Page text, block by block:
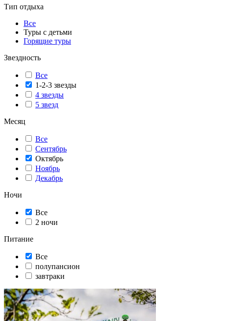
Тип отдыха
Все
Туры с детьми
Горящие туры
Звездность
Все
1-2-3 звезды
4 звезды
5 звезд
Месяц
Все
Сентябрь
Октябрь
Ноябрь
Декабрь
Ночи
Все
2 ночи
Питание
Все
полупансион
завтраки